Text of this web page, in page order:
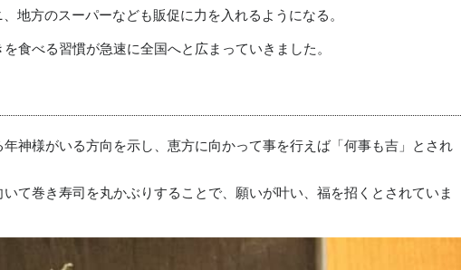
方のスーパーなども販促に力を入れるようになる。
食べる習慣が急速に全国へと広まっていきました。
年神様がいる方向を示し、恵方に向かって事を行えば「何事も吉」とされ
て巻き寿司を丸かぶりすることで、願いが叶い、福を招くとされていま